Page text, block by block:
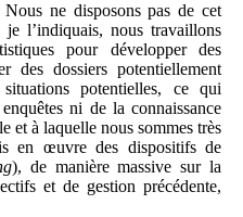
Nous ne disposons pas de cet
l’indiquais, nous travaillons
pour développer des
des dossiers potentiellement
potentielles, ce qui
ni de la connaissance
et à laquelle nous sommes très
en œuvre des dispositifs de
), de manière massive sur la
et de gestion précédente,